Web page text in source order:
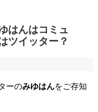
はんはコミュ
ツイッター？
ーのみゆはんをご存知